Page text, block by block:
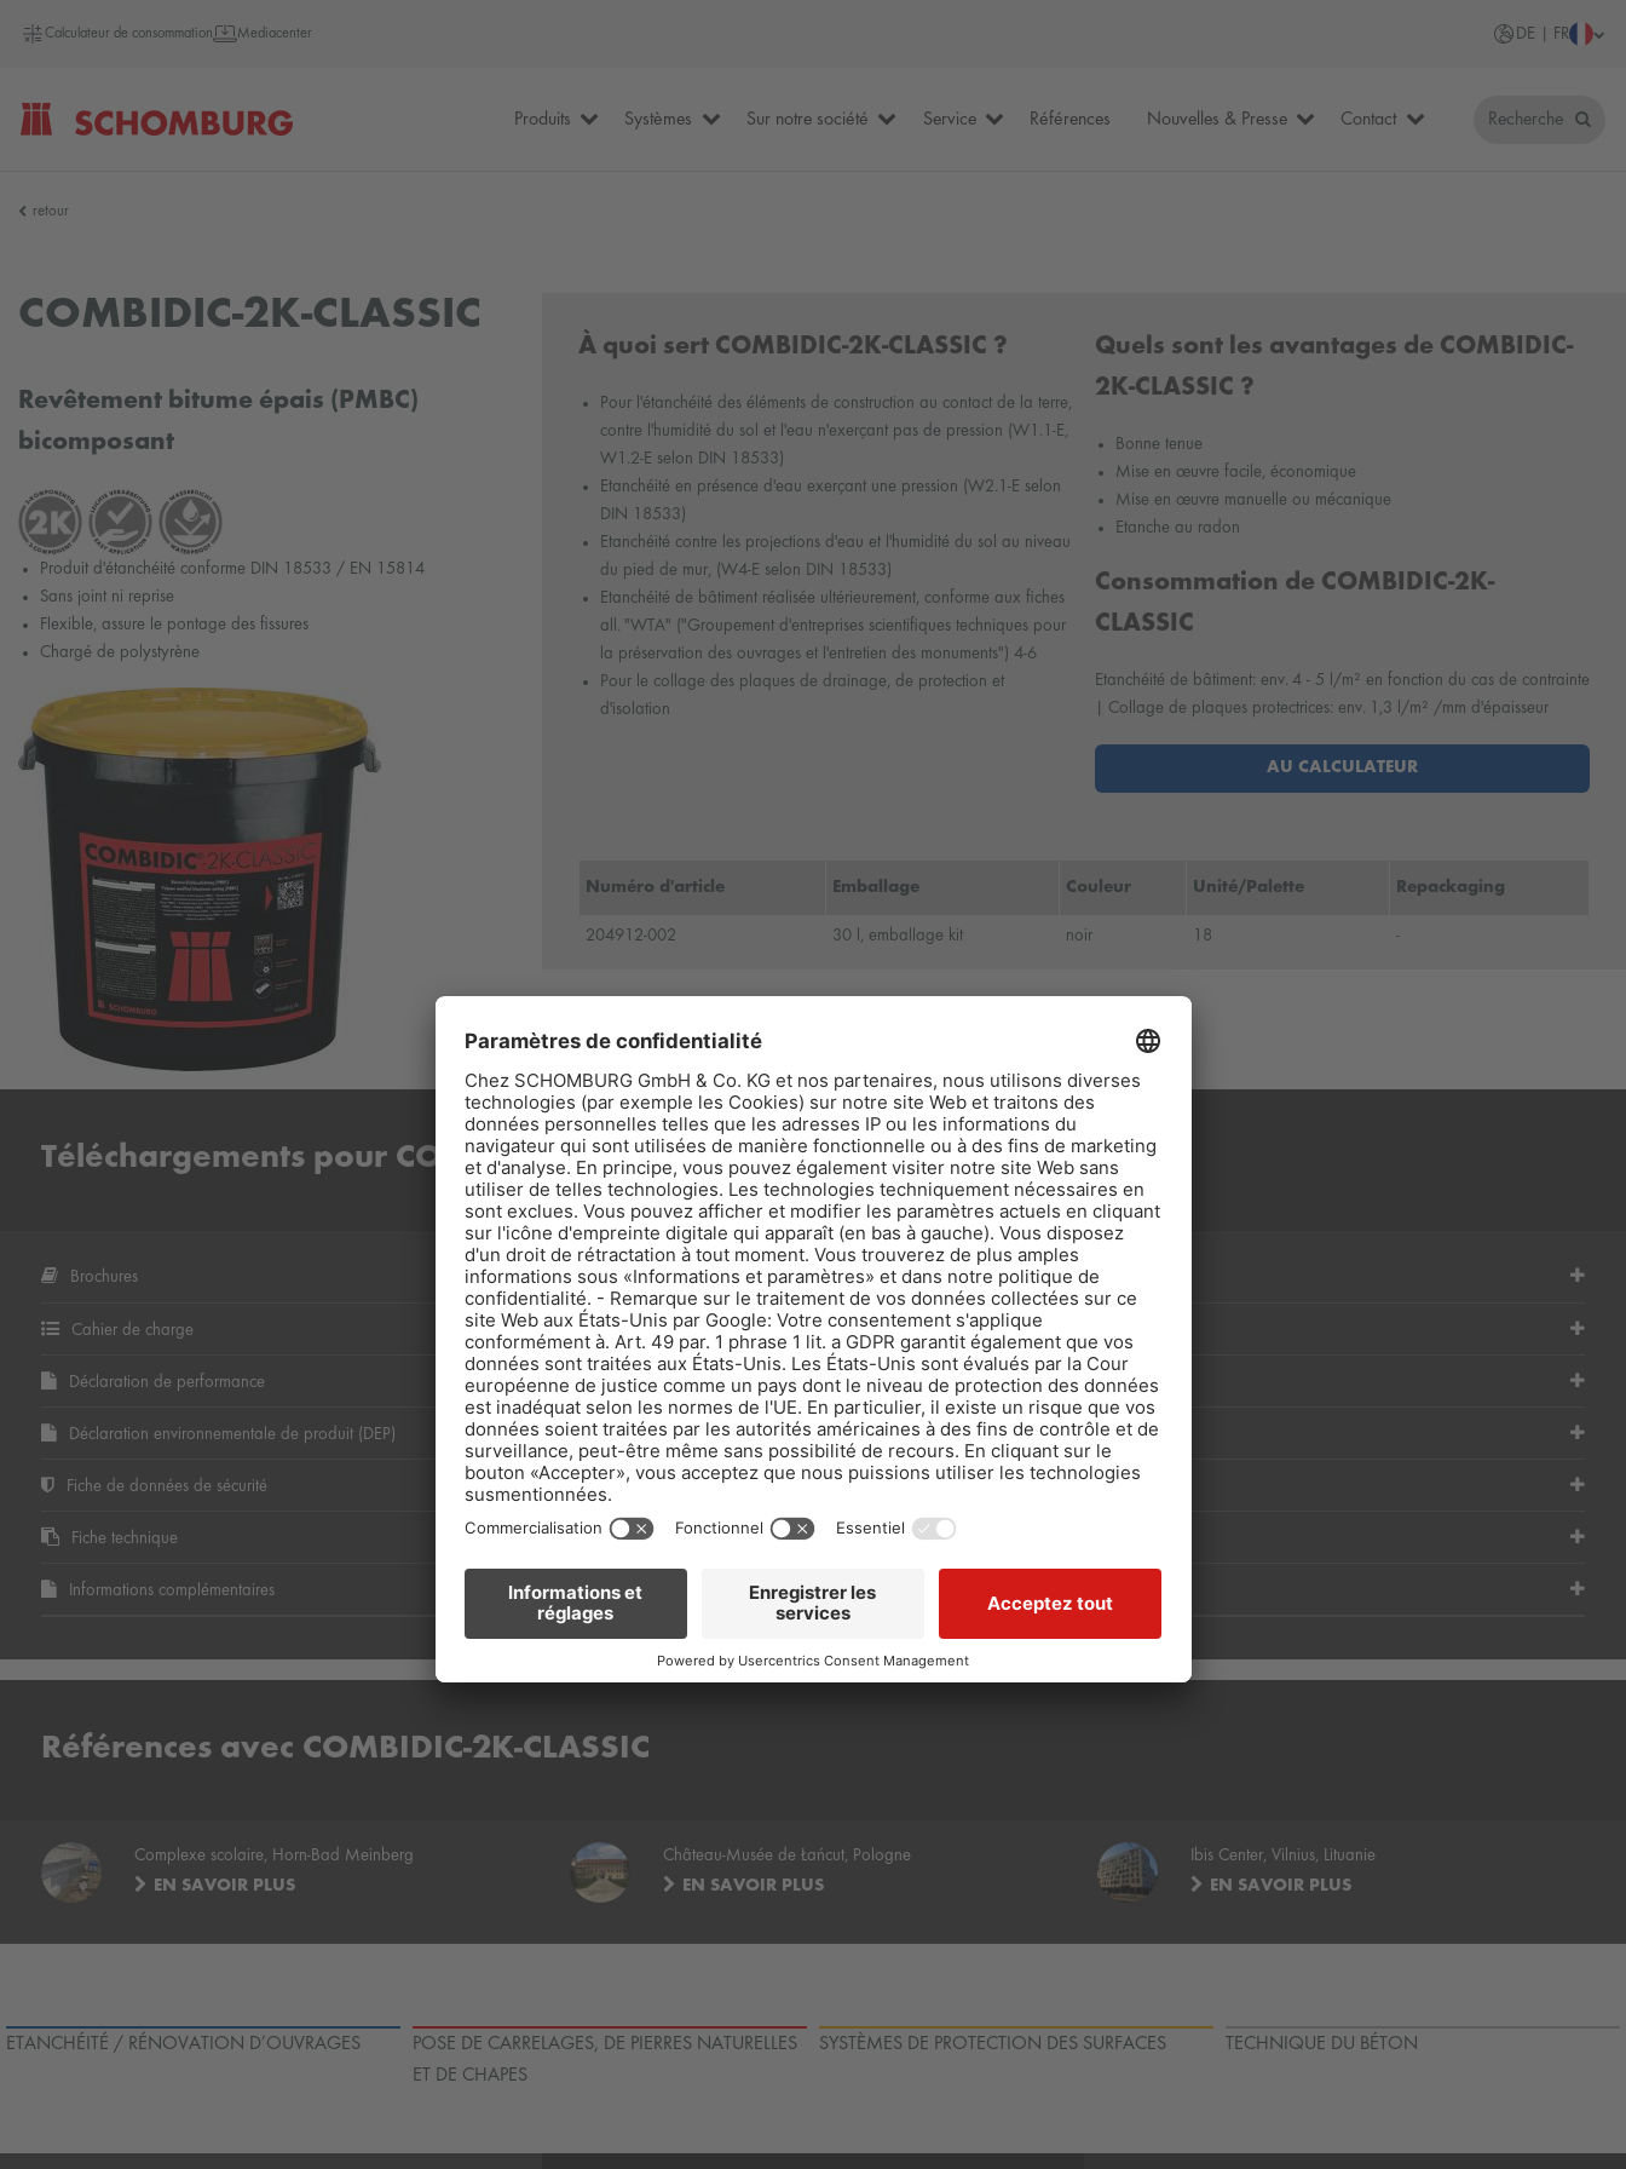
Calculateur de consommation Mediacenter DE | FR
Produits Systèmes Sur notre société Service Références Nouvelles & Presse Contact Recherche
retour
COMBIDIC-2K-CLASSIC
Revêtement bitume épais (PMBC)
bicomposant
Produit d'étanchéité conforme DIN 18533 / EN 15814
Sans joint ni reprise
Flexible, assure le pontage des fissures
Chargé de polystyrène
À quoi sert COMBIDIC-2K-CLASSIC ?
Pour l'étanchéité des éléments de construction au contact de la terre,
contre l'humidité du sol et l'eau n'exerçant pas de pression (W1.1-E,
W1.2-E selon DIN 18533)
Etanchéité en présence d'eau exerçant une pression (W2.1-E selon
DIN 18533)
Etanchéité contre les projections d'eau et l'humidité du sol au niveau
du pied de mur, (W4-E selon DIN 18533)
Etanchéité de bâtiment réalisée ultérieurement, conforme aux fiches
all. "WTA" ("Groupement d'entreprises scientifiques techniques pour
la préservation des ouvrages et l'entretien des monuments") 4-6
Pour le collage des plaques de drainage, de protection et
d'isolation
Quels sont les avantages de COMBIDIC-
2K-CLASSIC ?
Bonne tenue
Mise en œuvre facile, économique
Mise en œuvre manuelle ou mécanique
Etanche au radon
Consommation de COMBIDIC-2K-
CLASSIC
Etanchéité de bâtiment: env. 4 - 5 l/m² en fonction du cas de contrainte
| Collage de plaques protectrices: env. 1,3 l/m² /mm d'épaisseur
AU CALCULATEUR
Numéro d'article Emballage Couleur Unité/Palette Repackaging
204912-002 30 l, emballage kit noir 18 -
Téléchargements pour COMBIDIC-2K-CLASSIC
Brochures
Cahier de charge
Déclaration de performance
Déclaration environnementale de produit (DEP)
Fiche de données de sécurité
Fiche technique
Informations complémentaires
Références avec COMBIDIC-2K-CLASSIC
Complexe scolaire, Horn-Bad Meinberg
EN SAVOIR PLUS
Château-Musée de Łańcut, Pologne
EN SAVOIR PLUS
Ibis Center, Vilnius, Lituanie
EN SAVOIR PLUS
ETANCHÉITÉ / RÉNOVATION D’OUVRAGES
POSE DE CARRELAGES, DE PIERRES NATURELLES
ET DE CHAPES
SYSTÈMES DE PROTECTION DES SURFACES TECHNIQUE DU BÉTON